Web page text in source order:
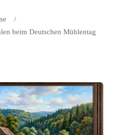
/
beim Deutschen Mühlentag